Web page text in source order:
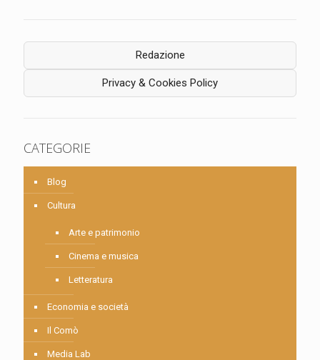
Redazione
Privacy & Cookies Policy
CATEGORIE
Blog
Cultura
Arte e patrimonio
Cinema e musica
Letteratura
Economia e società
Il Comò
Media Lab